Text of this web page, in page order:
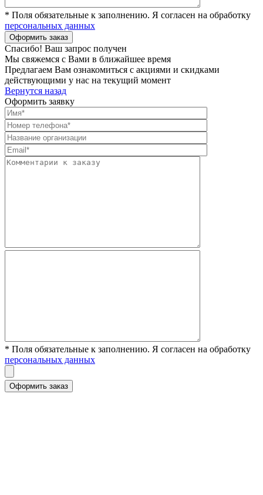
* Поля обязательные к заполнению. Я согласен на обработку
персональных данных
Спасибо! Ваш запрос получен
Мы свяжемся с Вами в ближайшее время
Предлагаем Вам ознакомиться с акциями и скидками
действующими у нас на текущий момент
Вернутся назад
Оформить заявку
* Поля обязательные к заполнению. Я согласен на обработку
персональных данных